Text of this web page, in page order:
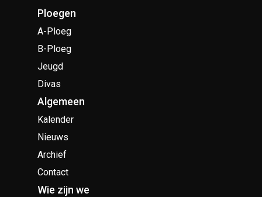
Ploegen
A-Ploeg
B-Ploeg
Jeugd
Divas
Algemeen
Kalender
Nieuws
Archief
Contact
Wie zijn we